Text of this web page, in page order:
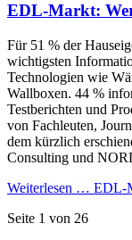
EDL-Markt:
Für 51 % der
wichtigsten
Technologien wie
Wallboxen. 44 %
Testberichten und
von Fachleuten,
dem kürzlich
Consulting und
Weiterlesen … EDL-
Seite 1 von 26